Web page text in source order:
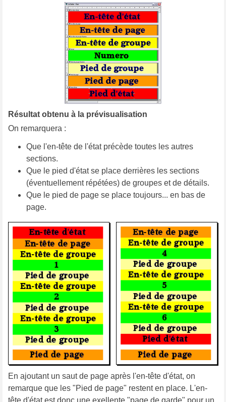
Résultat obtenu à la prévisualisation
On remarquera :
Que l'en-tête de l'état précède toutes les autres
sections.
Que le pied d'état se place derrières les sections
(éventuellement répétées) de groupes et de détails.
Que le pied de page se place toujours... en bas de
page.
En ajoutant un saut de page après l'en-tête d'état, on
remarque que les "Pied de page" restent en place. L'en-